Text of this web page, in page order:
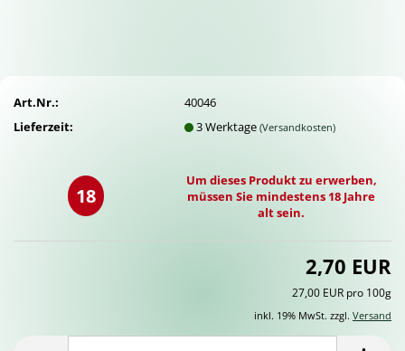
Art.Nr.:
40046
Lieferzeit:
3 Werktage(Versandkosten)
18
Um dieses Produkt zu erwerben,
müssen Sie mindestens 18 Jahre
alt sein.
2,70 EUR
27,00 EUR pro 100g
inkl. 19% MwSt. zzgl. Versand